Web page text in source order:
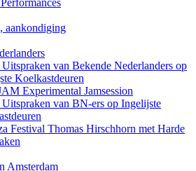
aankondiging
van Bekende Nederlanders op
Koelkastdeuren
Experimental Jamsession
van BN-ers op Ingelijste
Festival Thomas Hirschhorn met Harde
Amsterdam